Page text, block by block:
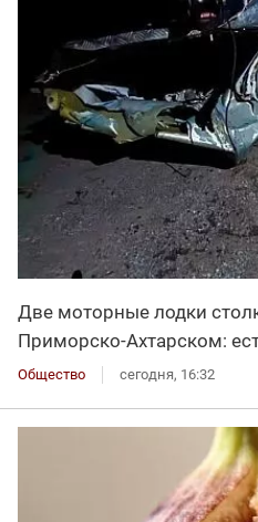
Две моторные лодки
Приморско-Ахтарском:
Общество сегодня, 16:32